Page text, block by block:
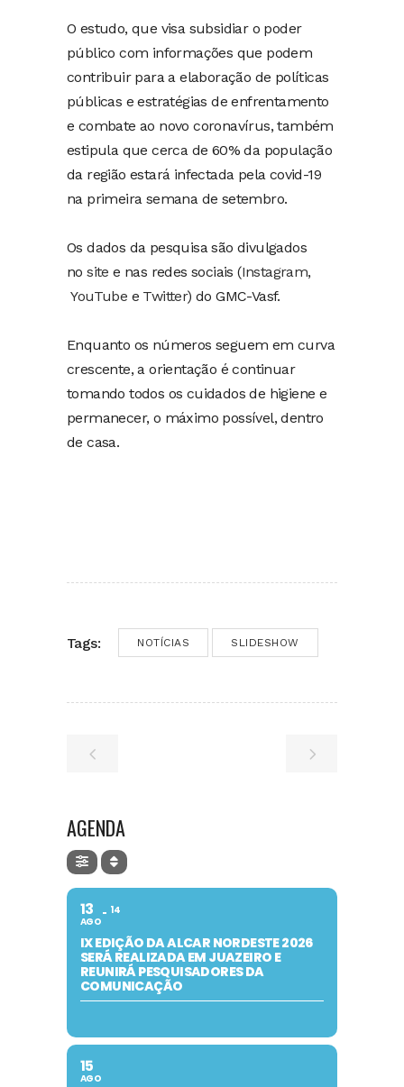
O estudo, que visa subsidiar o poder
público com informações que podem
contribuir para a elaboração de políticas
públicas e estratégias de enfrentamento
e combate ao novo coronavírus, também
estipula que cerca de 60% da população
da região estará infectada pela covid-19
na primeira semana de setembro.
Os dados da pesquisa são divulgados
nosite e nas redes sociais (Instagram,
YouTube e Twitter) do GMC-Vasf.
Enquanto os números seguem em curva
crescente, a orientação é continuar
tomando todos os cuidados de higiene e
permanecer, o máximo possível, dentro
de casa.
Tags: NOTÍCIAS SLIDESHOW
AGENDA
13
AGO
14
IX EDIÇÃO DA ALCAR NORDESTE 2026
SERÁ REALIZADA EM JUAZEIRO E
REUNIRÁ PESQUISADORES DA
COMUNICAÇÃO
15
AGO